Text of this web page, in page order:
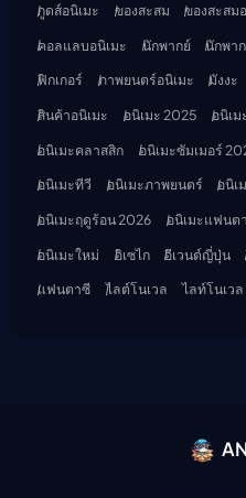
กูดส์อนิเมะ
ของสะสม ของสะสม
คอลแลบอนิเมะ
นักพากย์ นักพาก
ฟิกเกอร์
ภาพยนตร์อนิเมะ มังงะ
สินค้าอนิเมะ
อนิเมะ 2025 อนิเม
อนิเมะคลาสสิก
อนิเมะซัมเมอร์
อนิเมะทีวี
อนิเมะภาพยนตร์
อนิเ
อนิเมะฤดูร้อน 2026
อนิเมะแฟนต
อนิเมะใหม่
อิเซไก อีเวนต์ญี่ปุ่น
แฟนตาซี
ไลต์โนเวล ไลท์โนเวล